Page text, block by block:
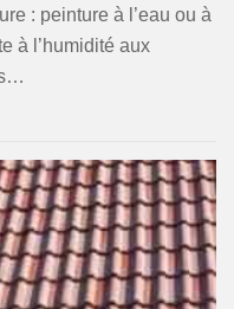
: peinture à l’eau ou à
à l’humidité aux